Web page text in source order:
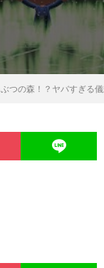
ぶつの森！？ヤバすぎる